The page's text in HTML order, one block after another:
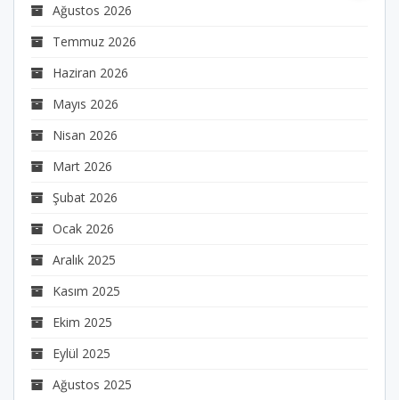
Ağustos 2026
Temmuz 2026
Haziran 2026
Mayıs 2026
Nisan 2026
Mart 2026
Şubat 2026
Ocak 2026
Aralık 2025
Kasım 2025
Ekim 2025
Eylül 2025
Ağustos 2025